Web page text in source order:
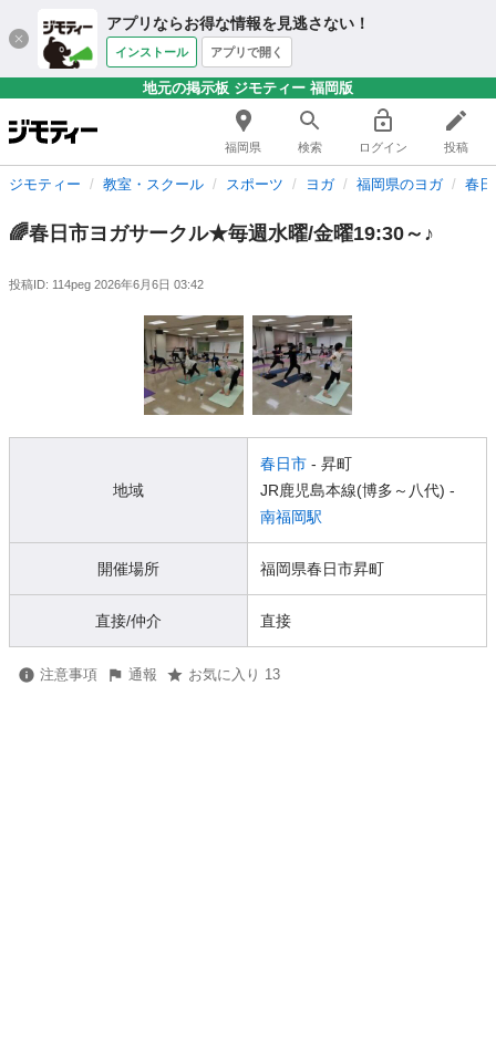
アプリならお得な情報を見逃さない！
インストール アプリで開く
地元の掲示板 ジモティー 福岡版
福岡県 検索 ログイン 投稿
ジモティー 教室・スクール スポーツ ヨガ 福岡県のヨガ 春
🌈春日市ヨガサークル★毎週水曜/金曜19:30～♪
投稿ID: 114peg 2026年6月6日 03:42
地域
春日市 - 昇町
JR鹿児島本線(博多～八代) -
南福岡駅
開催場所 福岡県春日市昇町
直接/仲介 直接
注意事項 通報 お気に入り 13